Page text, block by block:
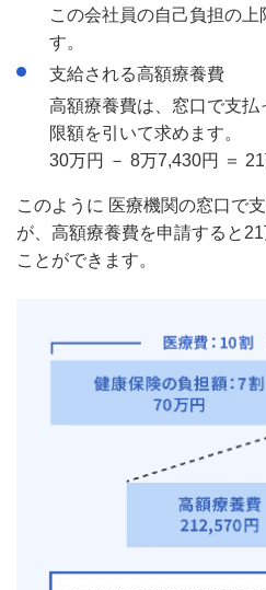
この会社員の自己負担の
す。
支給される高額療養費
高額療養費は、窓口で支
限額を引いて求めます。
30万円 － 8万7,430円 ＝
このように 医療機関の窓口で
が、高額療養費を申請すると
ことができます。